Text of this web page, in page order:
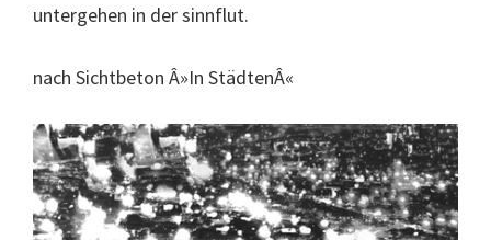
untergehen in der sinnflut.
nach Sichtbeton Â»In StädtenÂ«